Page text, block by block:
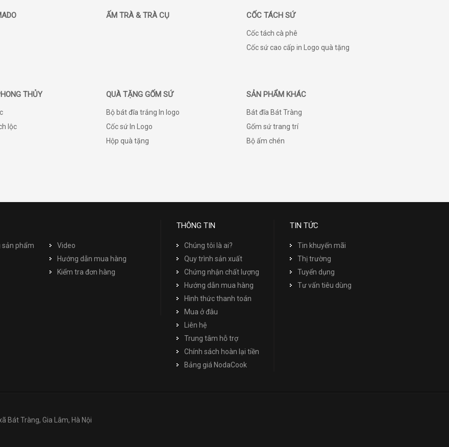
ẤM TRÀ & TRÀ CỤ CỐC TÁCH SỨ
Cốc tách cà phê
Cốc sứ cao cấp in Logo quà tặng
THỦY
lộc
QUÀ TẶNG GỐM SỨ
Bộ bát đĩa trắng In logo
Cốc sứ In Logo
Hộp quà tặng
SẢN PHẨM KHÁC
Bát đĩa Bát Tràng
Gốm sứ trang trí
Bộ ấm chén
sản phẩm
Video
Hướng dẫn mua hàng
Kiểm tra đơn hàng
THÔNG TIN
Chúng tôi là ai?
Quy trình sản xuất
Chứng nhận chất lượng
Hướng dẫn mua hàng
Hình thức thanh toán
Mua ở đâu
Liên hệ
Trung tâm hỗ trợ
Chính sách hoàn lại tiền
Bảng giá NodaCook
TIN TỨC
Tin khuyến mãi
Thị trường
Tuyển dụng
Tư vấn tiêu dùng
Bát Tràng, Gia Lâm, Hà Nội